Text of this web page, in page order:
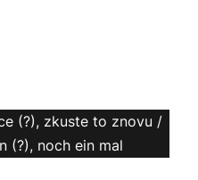
(?), zkuste to znovu /
(?), noch ein mal